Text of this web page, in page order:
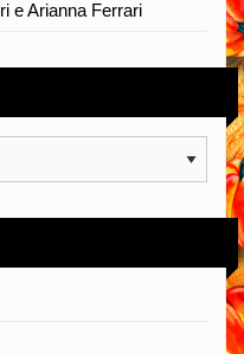
e Arianna Ferrari